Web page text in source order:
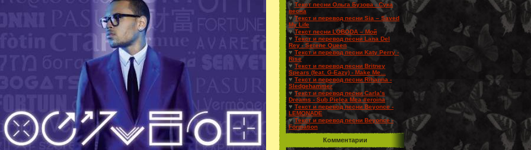
♥Текст песни Ольга Бузова - Сука
весна
♥Текст и перевод песни Sia – Saved
My Life
♥Текст песни LOBODA – Мой
♥ Текст и перевод песни Lana Del
Rey - Serene Queen
♥ Текст и перевод песни Katy Perry -
Rise
♥ Текст и перевод песни Britney
Spears (feat. G-Eazy) - Make Me...
♥ Текст и перевод песни Rihanna -
Sledgehammer
♥ Текст и перевод песни Carla’s
Dreams - Sub Pielea Mea #eroina
♥ Текст и перевод песни Beyonce -
LEMONADE
♥Текст и перевод песни Beyonce -
Formation
Комментарии